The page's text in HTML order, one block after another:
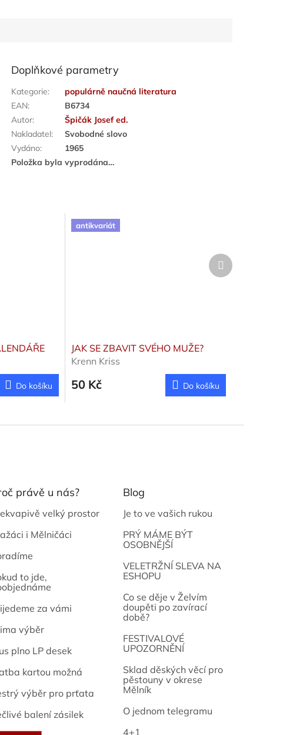
Doplňkové parametry
Kategorie:
populárně naučná literatura
EAN:
B6734
Autor:
Špičák Josef ed.
Nakladatel:
Svobodné slovo
Vydáno:
1965
Položka byla vyprodána…
Do košíku
antikvariát
JAK SE ZBAVIT SVÉHO MUŽE?
Krenn Kriss
50 Kč Do košíku
Další
produkt
Josef
právě u nás?
velký prostor
i Mělničáci
to jde,
za vámi
výběr
plno LP desek
kartou možná
výběr pro prťata
balení zásilek
Blog
Je to ve vašich rukou
PRÝ MÁME BÝT
OSOBNĚJŠÍ
VELETRŽNÍ SLEVA NA
ESHOPU
Co se děje v Želvím
doupěti po zavírací
době?
FESTIVALOVÉ
UPOZORNĚNÍ
Sklad děských věcí pro
pěstouny v okrese
Mělník
O jednom telegramu
4+1